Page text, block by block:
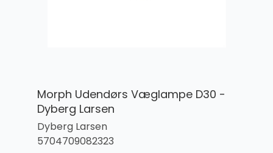
Morph Udendørs Væglampe D30 -
Dyberg Larsen
Dyberg Larsen
5704709082323